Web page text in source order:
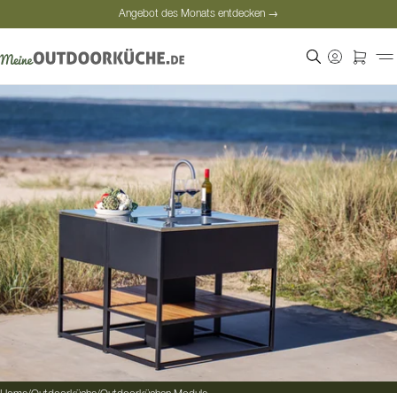
Angebot des Monats entdecken →
Persönliche Beratung